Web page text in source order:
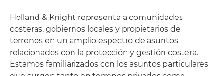
Holland & Knight representa a comunidades
costeras, gobiernos locales y propietarios de
terrenos en un amplio espectro de asuntos
relacionados con la protección y gestión costera.
Estamos familiarizados con los asuntos particulares